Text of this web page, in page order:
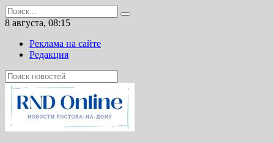
Перейти
к
содержанию
Search
for:
8 августа, 08:15
Реклама на сайте
Редакция